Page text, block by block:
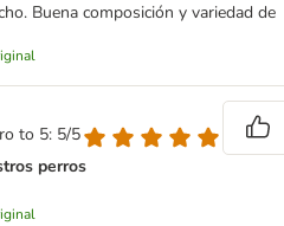
Buena composición y variedad de
to 5: 5/5
perros